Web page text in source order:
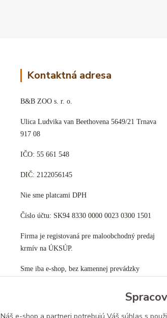
Kontaktná adresa
B&B ZOO s. r. o.
Ulica Ludvika van Beethovena 5649/21 Trnava
917 08
IČO: 55 661 548
DIČ: 2122056145
Nie sme platcami DPH
Číslo účtu: SK94 8330 0000 0023 0300 1501
Firma je registovaná pre maloobchodný predaj
krmív na ÚKSÚP.
Sme iba e-shop, bez kamennej prevádzky